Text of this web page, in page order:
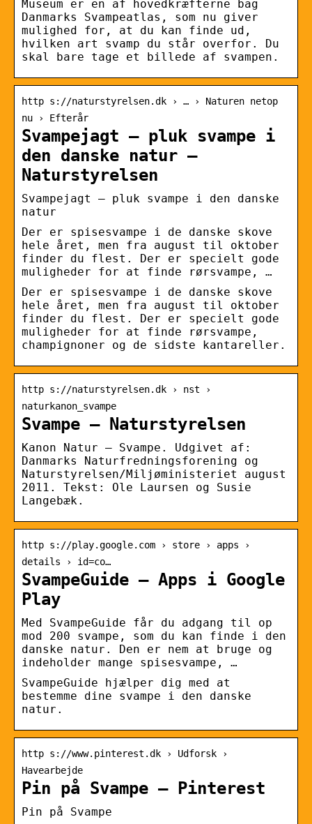
Museum er en af hovedkræfterne bag
Danmarks Svampeatlas, som nu giver
mulighed for, at du kan finde ud,
hvilken art svamp du står overfor. Du
skal bare tage et billede af svampen.
http s://naturstyrelsen.dk › … › Naturen netop
nu › Efterår
Svampejagt – pluk svampe i
den danske natur –
Naturstyrelsen
Svampejagt – pluk svampe i den danske
natur
Der er spisesvampe i de danske skove
hele året, men fra august til oktober
finder du flest. Der er specielt gode
muligheder for at finde rørsvampe, …
Der er spisesvampe i de danske skove
hele året, men fra august til oktober
finder du flest. Der er specielt gode
muligheder for at finde rørsvampe,
champignoner og de sidste kantareller.
http s://naturstyrelsen.dk › nst ›
naturkanon_svampe
Svampe – Naturstyrelsen
Kanon Natur – Svampe. Udgivet af:
Danmarks Naturfredningsforening og
Naturstyrelsen/Miljøministeriet august
2011. Tekst: Ole Laursen og Susie
Langebæk.
http s://play.google.com › store › apps ›
details › id=co…
SvampeGuide – Apps i Google
Play
Med SvampeGuide får du adgang til op
mod 200 svampe, som du kan finde i den
danske natur. Den er nem at bruge og
indeholder mange spisesvampe, …
SvampeGuide hjælper dig med at
bestemme dine svampe i den danske
natur.
http s://www.pinterest.dk › Udforsk ›
Havearbejde
Pin på Svampe – Pinterest
Pin på Svampe